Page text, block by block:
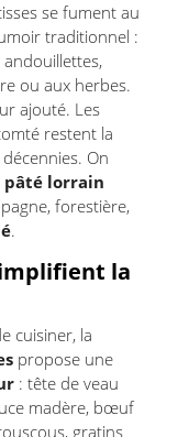
se fument au
traditionnel :
andouillettes,
ou aux herbes.
ajouté. Les
restent la
On
pâté lorrain
forestière,
.
la
cuisiner, la
propose une
: tête de veau
madère, bœuf
gratins